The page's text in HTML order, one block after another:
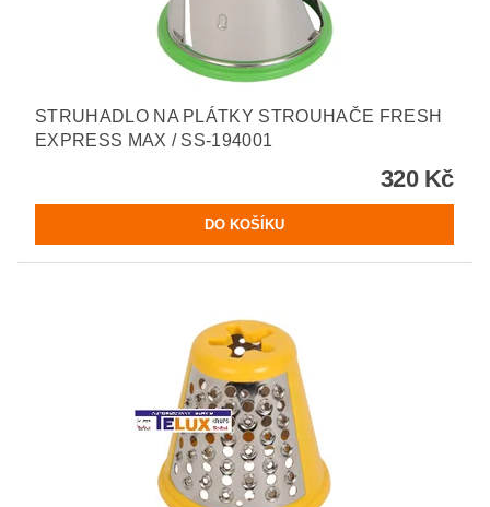
STRUHADLO NA PLÁTKY STROUHAČE FRESH
EXPRESS MAX / SS-194001
320 Kč